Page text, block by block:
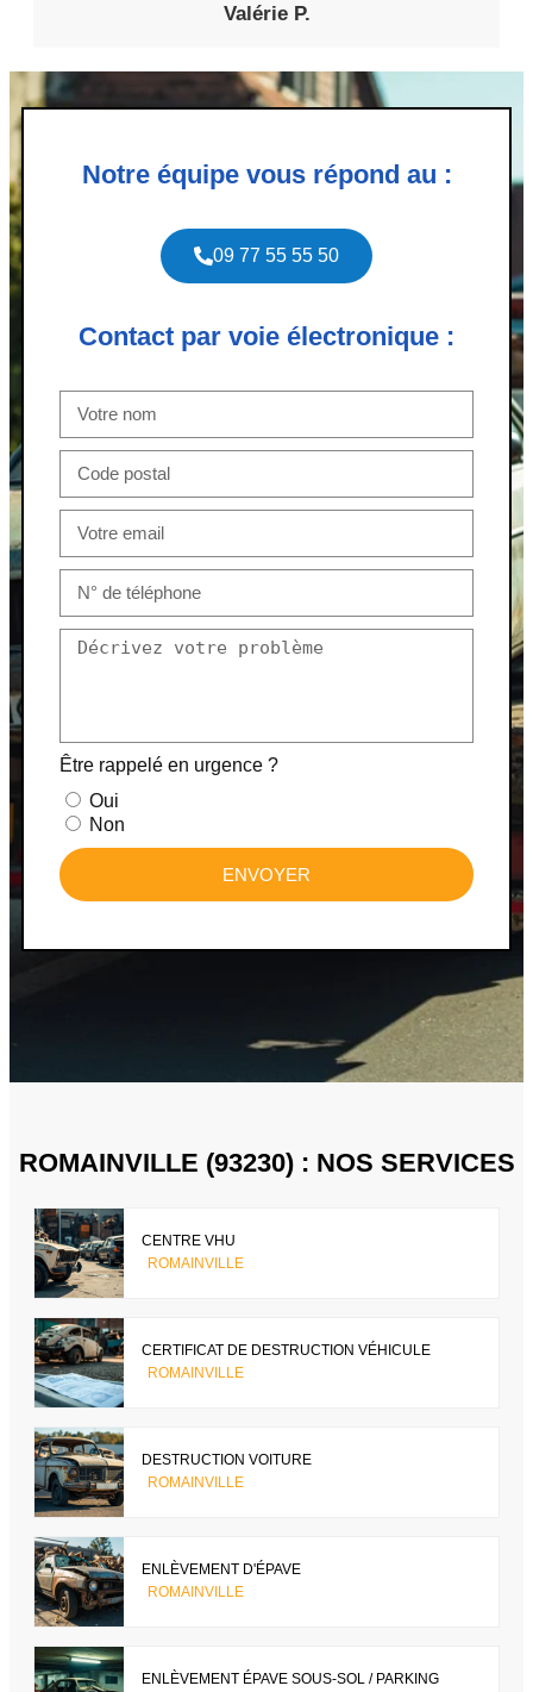
Valérie P.
Notre équipe vous répond au :
09 77 55 55 50
Contact par voie électronique :
Être rappelé en urgence ?
Oui
Non
ENVOYER
ROMAINVILLE (93230) : NOS SERVICES
CENTRE VHU
ROMAINVILLE
CERTIFICAT DE DESTRUCTION VÉHICULE
ROMAINVILLE
DESTRUCTION VOITURE
ROMAINVILLE
ENLÈVEMENT D'ÉPAVE
ROMAINVILLE
ENLÈVEMENT ÉPAVE SOUS-SOL / PARKING